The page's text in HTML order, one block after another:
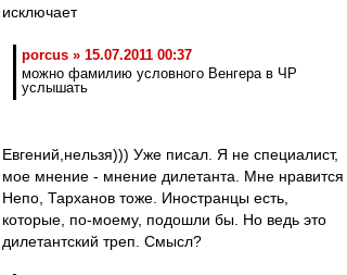
исключает
porcus » 15.07.2011 00:37
можно фамилию условного Венгера в ЧР
услышать
Евгений,нельзя))) Уже писал. Я не специалист,
мое мнение - мнение дилетанта. Мне нравится
Непо, Тарханов тоже. Иностранцы есть,
которые, по-моему, подошли бы. Но ведь это
дилетантский треп. Смысл?